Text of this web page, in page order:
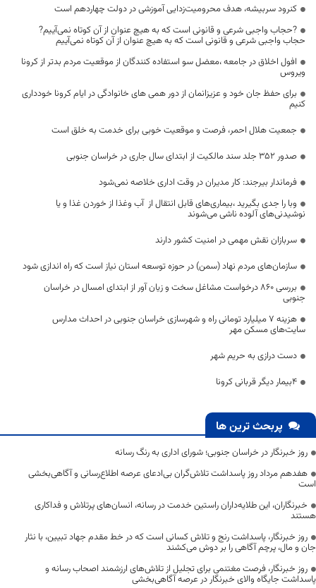
کنرود سربیشه، هدف محرومیت‌زدایی آموزشی در دولت چهاردهم است
?حجاب واجبی شرعی و قانونی است که به هیچ عنوان از آن کوتاه نمی‌آییم?
حجاب واجبی شرعی و قانونی است که به هیچ عنوان از آن کوتاه نمی‌آییم
افول اخلاق در جامعه ،معضل سو استفاده کنندگان از موقعیت مردم بدتر از کرونا
ویروس
برای حفظ جان خود و عزیزانمان از دور همی های خانوادگی در ایام کرونا خودداری
کنیم
جمعیت هلال احمر، فرصت و موقعیت خوبی برای خدمت به خلق است
صدور ۳۵۲ جلد سند مالکیت از ابتدای سال جاری در خراسان جنوبی
فرماندار بیرجند: کار مدیران در وقت اداری خلاصه نمی‌شود
وبا را جدی بگیرید ،بیماری‌های قابل انتقال از آب وغذا از خوردن غذا و یا
نوشیدنی‌های آلوده ناشی می‌شوند
سربازان نقش مهمی در امنیت کشور دارند
سازمان‌های مردم نهاد (سمن) در حوزه توسعه استان نیاز است که راه اندازی شود
بررسی ۸۶۰ درخواست مشاغل سخت و زیان آور از ابتدای امسال در خراسان
جنوبی
هزینه ۷ میلیارد تومانی راه و شهرسازی خراسان جنوبی در احداث مدارس
سایت‌های مسکن مهر
دست درازی به حریم شهر
۴بیمار دیگر قربانی کرونا
پربحث ترین ها
روز خبرنگار در خراسان جنوبی؛ شورای اداری به رنگ رسانه
هفدهم مرداد روز پاسداشت تلاش‌گران بی‌ادعای عرصه اطلاع‌رسانی و آگاهی‌بخشی
است
خبرنگاران، این طلایه‌داران راستین خدمت در رسانه، انسان‌های پرتلاش و فداکاری
هستند
روز خبرنگار، پاسداشت رنج و تلاش کسانی است که در خط مقدم جهاد تبیین، با نثار
جان و مال، پرچم آگاهی را بر دوش می‌کشند
روز خبرنگار، فرصت مغتنمی برای تجلیل از تلاش‌های ارزشمند اصحاب رسانه و
پاسداشت جایگاه والای خبرنگار در عرصه آگاهی‌بخشی